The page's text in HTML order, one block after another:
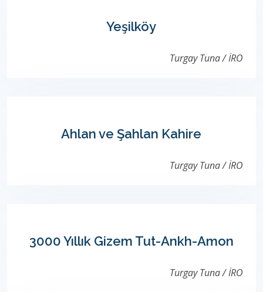
Yeşilköy
Turgay Tuna / İRO
Ahlan ve Şahlan Kahire
Turgay Tuna / İRO
3000 Yıllık Gizem Tut-Ankh-Amon
Turgay Tuna / İRO